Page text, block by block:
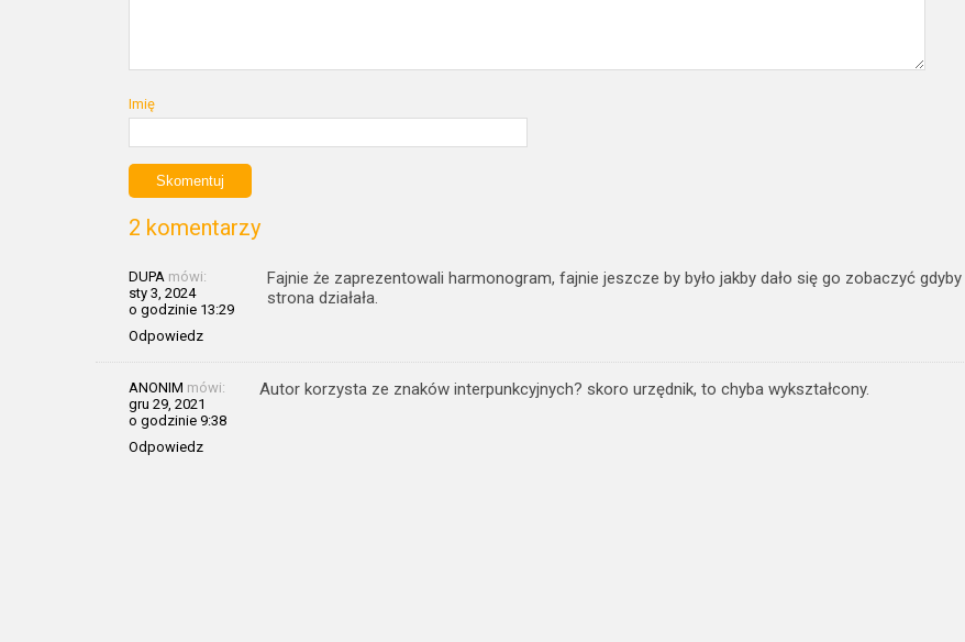
Imię
2 komentarzy
DUPA mówi:
sty 3, 2024
o godzinie 13:29
Odpowiedz
Fajnie że zaprezentowali harmonogram, fajnie jeszcze by było jakby dało się go zobaczyć gdyby
strona działała.
ANONIM mówi:
gru 29, 2021
o godzinie 9:38
Odpowiedz
Autor korzysta ze znaków interpunkcyjnych? skoro urzędnik, to chyba wykształcony.